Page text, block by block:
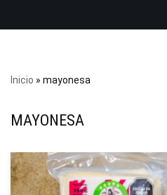
Inicio » mayonesa
MAYONESA